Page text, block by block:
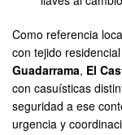
Como referencia
con tejido
Guadarrama, El
con casuísticas
seguridad a ese
urgencia y